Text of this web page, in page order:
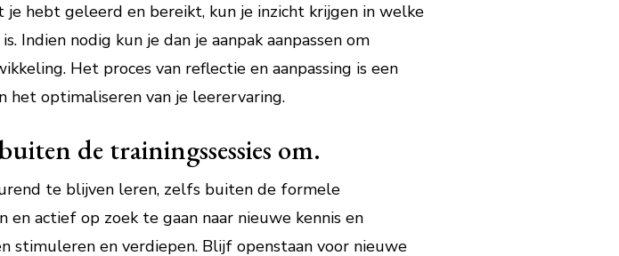
hebt geleerd en bereikt, kun je inzicht krijgen in welke
Indien nodig kun je dan je aanpak aanpassen om
Het proces van reflectie en aanpassing is een
het optimaliseren van je leerervaring.
de trainingssessies om.
te blijven leren, zelfs buiten de formele
en actief op zoek te gaan naar nieuwe kennis en
stimuleren en verdiepen. Blijf openstaan voor nieuwe